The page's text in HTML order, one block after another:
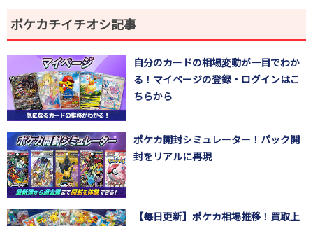
ポケカチイチオシ記事
自分のカードの相場変動が一目でわか
る！マイページの登録・ログインはこ
ちらから
ポケカ開封シミュレーター！パック開
封をリアルに再現
【毎日更新】ポケカ相場推移！買取上